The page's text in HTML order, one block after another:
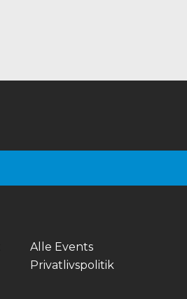
Alle Events
Privatlivspolitik